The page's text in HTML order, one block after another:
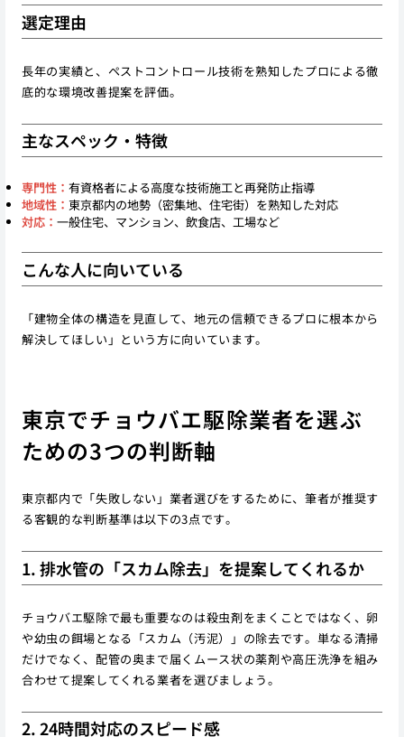
選定理由
長年の実績と、ペストコントロール技術を熟知したプロによる徹
底的な環境改善提案を評価。
主なスペック・特徴
専門性： 有資格者による高度な技術施工と再発防止指導
地域性： 東京都内の地勢（密集地、住宅街）を熟知した対応
対応： 一般住宅、マンション、飲食店、工場など
こんな人に向いている
「建物全体の構造を見直して、地元の信頼できるプロに根本から
解決してほしい」という方に向いています。
東京でチョウバエ駆除業者を選ぶ
ための3つの判断軸
東京都内で「失敗しない」業者選びをするために、筆者が推奨す
る客観的な判断基準は以下の3点です。
1. 排水管の「スカム除去」を提案してくれるか
チョウバエ駆除で最も重要なのは殺虫剤をまくことではなく、卵
や幼虫の餌場となる「スカム（汚泥）」の除去です。単なる清掃
だけでなく、配管の奥まで届くムース状の薬剤や高圧洗浄を組み
合わせて提案してくれる業者を選びましょう。
2. 24時間対応のスピード感